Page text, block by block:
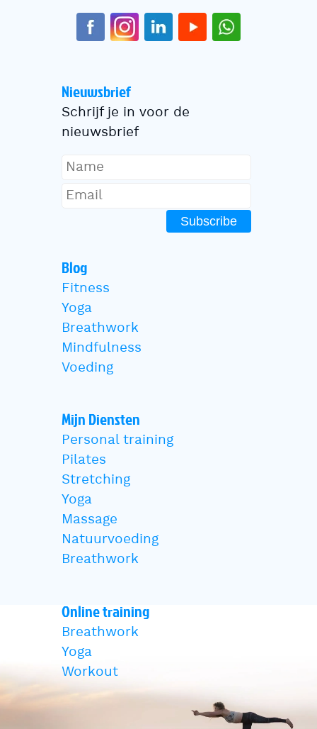
Nieuwsbrief
Schrijf je in voor de
nieuwsbrief
Subscribe
Blog
Fitness
Yoga
Breathwork
Mindfulness
Voeding
Mijn Diensten
Personal training
Pilates
Stretching
Yoga
Massage
Natuurvoeding
Breathwork
Online training
Breathwork
Yoga
Workout